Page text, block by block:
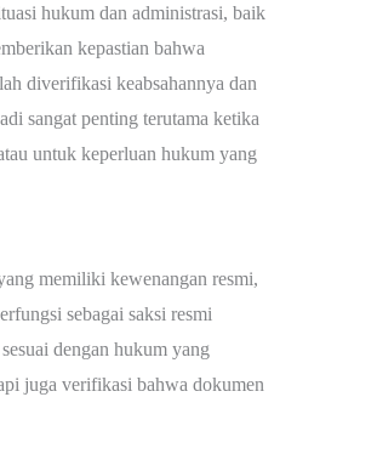
hukum dan administrasi, baik
kepastian bahwa
diverifikasi keabsahannya dan
sangat penting terutama ketika
untuk keperluan hukum yang
memiliki kewenangan resmi,
sebagai saksi resmi
dengan hukum yang
juga verifikasi bahwa dokumen